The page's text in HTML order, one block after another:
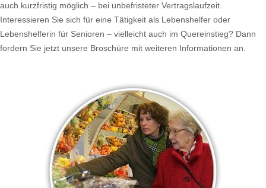
auch kurzfristig möglich – bei unbefristeter Vertragslaufzeit.
Interessieren Sie sich für eine Tätigkeit als Lebenshelfer oder
Lebenshelferin für Senioren – vielleicht auch im Quereinstieg? Dann
fordern Sie jetzt unsere Broschüre mit weiteren Informationen an.